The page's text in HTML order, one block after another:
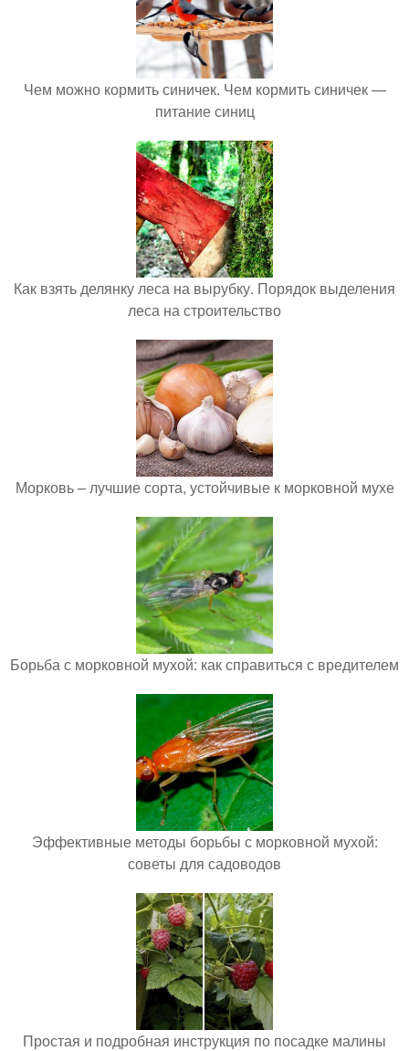
Чем можно кормить синичек. Чем кормить синичек —
питание синиц
Как взять делянку леса на вырубку. Порядок выделения
леса на строительство
Морковь – лучшие сорта, устойчивые к морковной мухе
Борьба с морковной мухой: как справиться с вредителем
Эффективные методы борьбы с морковной мухой:
советы для садоводов
Простая и подробная инструкция по посадке малины